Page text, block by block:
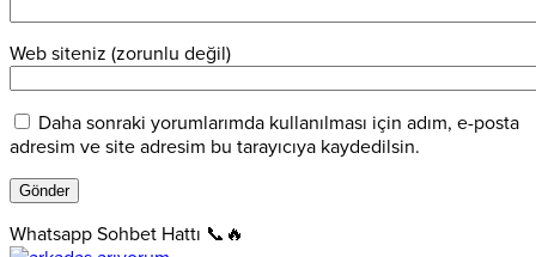
Web siteniz (zorunlu değil)
Daha sonraki yorumlarımda kullanılması için adım, e-posta
adresim ve site adresim bu tarayıcıya kaydedilsin.
Whatsapp Sohbet Hattı 📞🔥